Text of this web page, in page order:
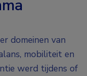
domeinen van
mobiliteit en
werd tijdens of